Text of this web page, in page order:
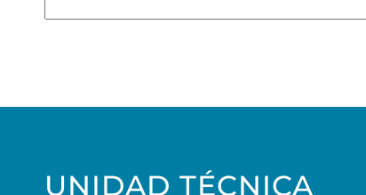
UNIDAD TÉCNICA